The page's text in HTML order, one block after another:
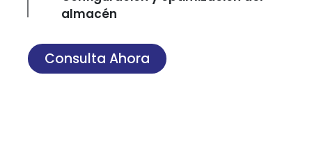
almacén
Consulta Ahora